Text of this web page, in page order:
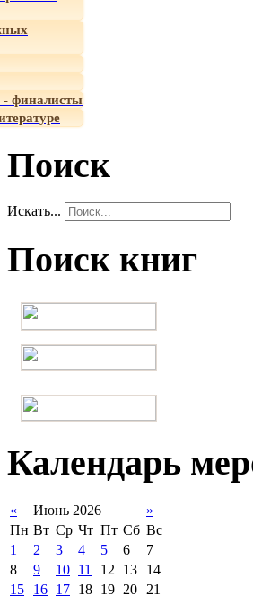
- финалисты
Поиск
Искать...
Поиск книг
Календарь
« Июнь 2026
»
Пн Вт Ср Чт Пт Сб Вс
1
2 3 4 5 6
7
8
9 10 11 12 13
14
15
16 17 18 19 20 21